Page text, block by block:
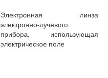
Электронная линза
электронно-лучевого
прибора, использующая
электрическое поле